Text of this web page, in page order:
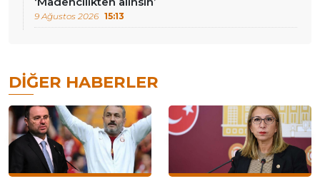
9 Ağustos 2026 15:13
DIĞER HABERLER